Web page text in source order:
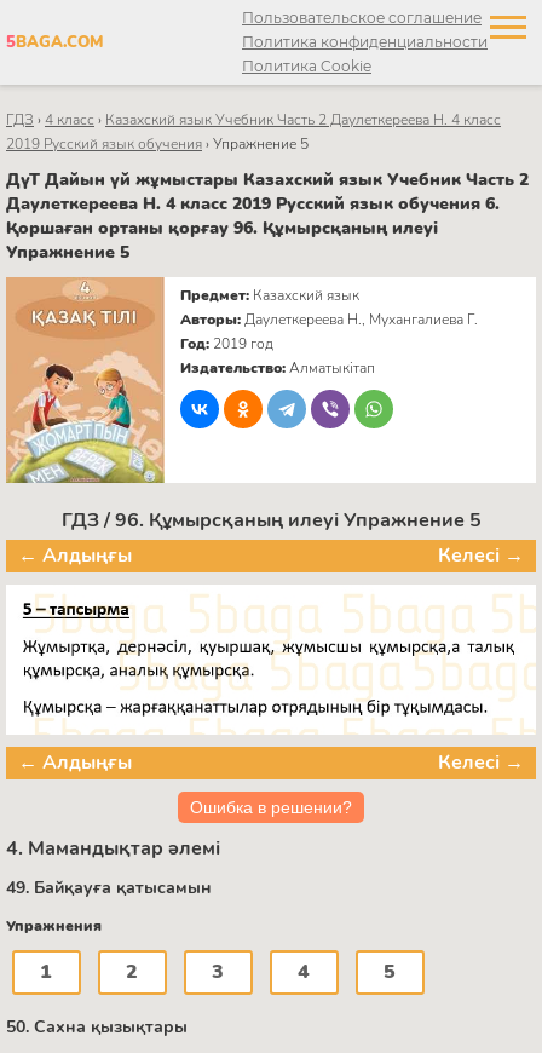
5BAGA.COM
Пользовательское соглашение
Политика конфиденциальности
Политика Cookie
ГДЗ ›4 класс › Казахский язык Учебник Часть 2 Даулеткереева Н. 4 класс
2019 Русский язык обучения›Упражнение 5
ДүТ Дайын үй жұмыстары Казахский язык Учебник Часть 2
Даулеткереева Н. 4 класс 2019 Русский язык обучения 6.
Қоршаған ортаны қорғау 96. Құмырсқаның илеуі
Упражнение 5
Предмет: Казахский язык
Авторы:Даулеткереева Н., Мухангалиева Г.
Год: 2019 год
Издательство:Алматыкітап
ГДЗ / 96. Құмырсқаның илеуі Упражнение 5
← Алдыңғы
Келесі →
← Алдыңғы Келесі →
Ошибка в решении?
4. Мамандықтар әлемі
49. Байқауға қатысамын
Упражнения
1 2 3 4 5
50. Сахна қызықтары